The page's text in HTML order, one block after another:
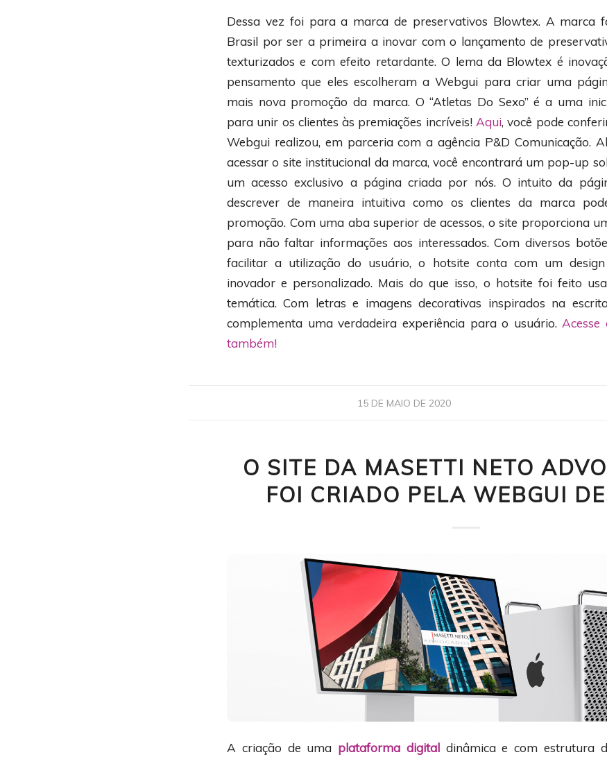
Dessa vez foi para a marca de preservativos Blowtex. A marca
Brasil por ser a primeira a inovar com o lançamento de
texturizados e com efeito retardante. O lema da Blowtex é
pensamento que eles escolheram a Webgui para criar uma
mais nova promoção da marca. O “Atletas Do Sexo” é a uma
para unir os clientes às premiações incríveis! Aqui, você pode
Webgui realizou, em parceria com a agência P&D Comunicação.
acessar o site institucional da marca, você encontrará um pop-up
um acesso exclusivo a página criada por nós. O intuito da
descrever de maneira intuitiva como os clientes da marca
promoção. Com uma aba superior de acessos, o site proporciona
para não faltar informações aos interessados. Com diversos
facilitar a utilização do usuário, o hotsite conta com um design
inovador e personalizado. Mais do que isso, o hotsite foi feito
temática. Com letras e imagens decorativas inspirados na
complementa uma verdadeira experiência para o usuário. Acesse
também!
15 DE MAIO DE 2020
O SITE DA MASETTI NETO
FOI CRIADO PELA WEBGUI
A criação de uma plataforma digitaldinâmica e com estrutura